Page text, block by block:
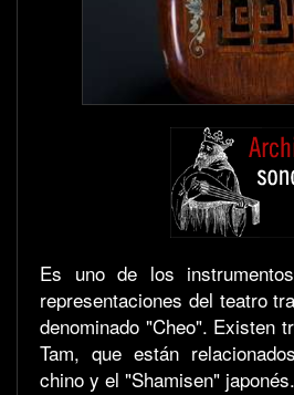
Es uno de los
representaciones del teatro
denominado "Cheo". Existen
Tam, que están
chino y el "Shamisen" japonés.